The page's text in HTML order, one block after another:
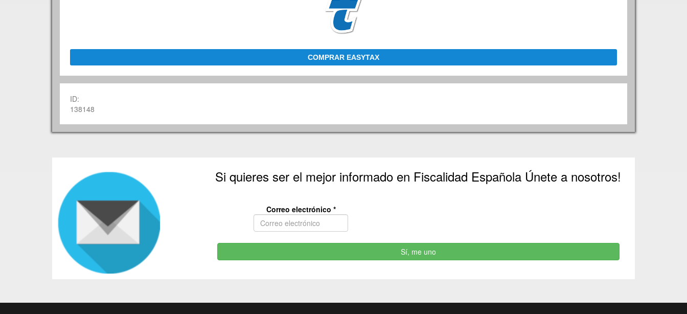
COMPRAR EASYTAX
ID:
138148
Si quieres ser el mejor informado en Fiscalidad Española Únete a nosotros!
Correo electrónico *
Sí, me uno